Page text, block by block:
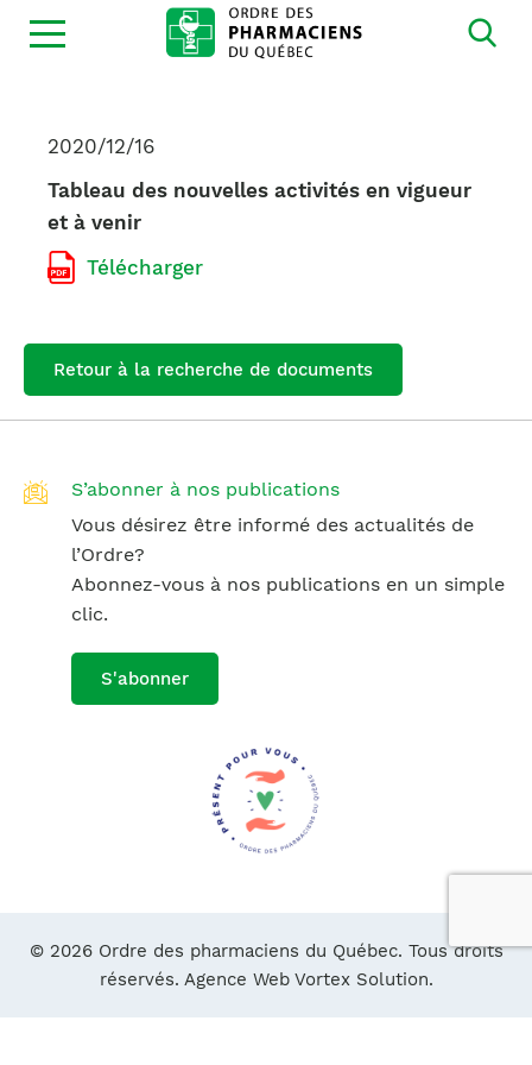
Ouvrir
la
2020/12/16
Tableau des nouvelles activités en vigueur
et à venir
Télécharger
Retour à la recherche de documents
S’abonner à nos publications
Vous désirez être informé des actualités de
l’Ordre?
Abonnez-vous à nos publications en un simple
clic.
S'abonner
© 2026 Ordre des pharmaciens du Québec. Tous droits
réservés. Agence Web Vortex Solution.